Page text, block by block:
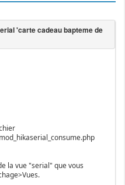
la vue "serial" que vous